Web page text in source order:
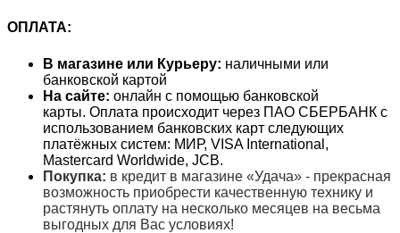
ОПЛАТА:
В магазине или Курьеру: наличными или
банковской картой
На сайте: онлайн с помощью банковской
карты. Оплата происходит через ПАО СБЕРБАНК с
использованием банковских карт следующих
платёжных систем: МИР, VISA International,
Mastercard Worldwide, JCB.
Покупка: в кредит в магазине «Удача» - прекрасная
возможность приобрести качественную технику и
растянуть оплату на несколько месяцев на весьма
выгодных для Вас условиях!